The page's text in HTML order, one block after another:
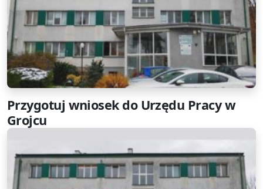
Przygotuj wniosek do Urzędu Pracy w
Grojcu